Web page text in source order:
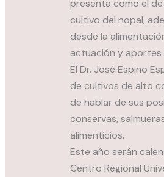
presenta como el
cultivo del nopal;
desde la
actuación y aportes
El Dr. José Espino
de cultivos de alto
de hablar de sus
conservas,
alimenticios.
Este año serán
Centro Regional